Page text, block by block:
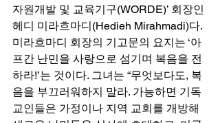
자원개발 및 교육기구(WORDE)’ 회장인
헤디 미라흐마디(Hedieh Mirahmadi)다.
미라흐마디 회장의 기고문의 요지는 ‘아
프간 난민을 사랑으로 섬기며 복음을 전
하라!’는 것이다. 그녀는 “무엇보다도, 복
음을 부끄러워하지 말라. 가능하면 기독
교인들은 가정이나 지역 교회를 개방해